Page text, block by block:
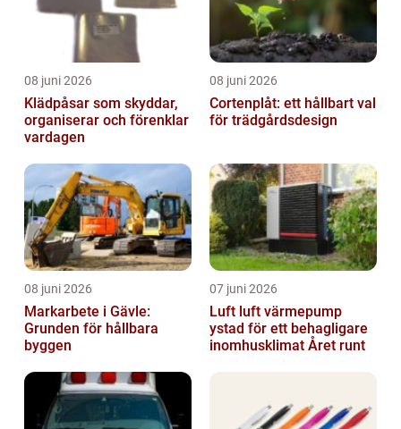
08 juni 2026
Klädpåsar som skyddar,
organiserar och förenklar
vardagen
08 juni 2026
Cortenplåt: ett hållbart val
för trädgårdsdesign
08 juni 2026
Markarbete i Gävle:
Grunden för hållbara
byggen
07 juni 2026
Luft luft värmepump
ystad för ett behagligare
inomhusklimat Året runt